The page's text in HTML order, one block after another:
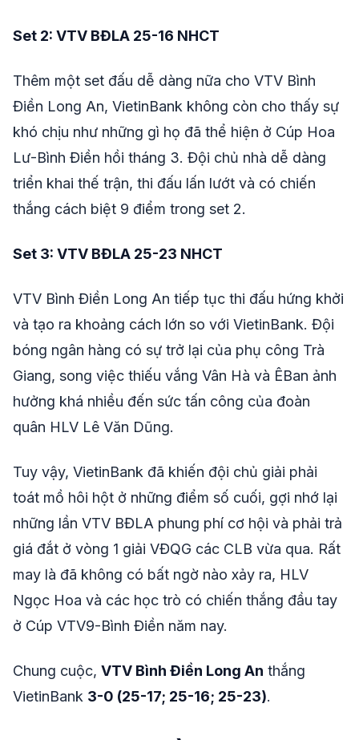
Set 2: VTV BĐLA 25-16 NHCT
Thêm một set đấu dễ dàng nữa cho VTV Bình
Điền Long An, VietinBank không còn cho thấy sự
khó chịu như những gì họ đã thể hiện ở Cúp Hoa
Lư-Bình Điền hồi tháng 3. Đội chủ nhà dễ dàng
triển khai thế trận, thi đấu lấn lướt và có chiến
thắng cách biệt 9 điểm trong set 2.
Set 3: VTV BĐLA 25-23 NHCT
VTV Bình Điền Long An tiếp tục thi đấu hứng khởi
và tạo ra khoảng cách lớn so với VietinBank. Đội
bóng ngân hàng có sự trở lại của phụ công Trà
Giang, song việc thiếu vắng Vân Hà và ÊBan ảnh
hưởng khá nhiều đến sức tấn công của đoàn
quân HLV Lê Văn Dũng.
Tuy vậy, VietinBank đã khiến đội chủ giải phải
toát mồ hôi hột ở những điểm số cuối, gợi nhớ lại
những lần VTV BĐLA phung phí cơ hội và phải trả
giá đắt ở vòng 1 giải VĐQG các CLB vừa qua. Rất
may là đã không có bất ngờ nào xảy ra, HLV
Ngọc Hoa và các học trò có chiến thắng đầu tay
ở Cúp VTV9-Bình Điền năm nay.
Chung cuộc, VTV Bình Điền Long An thắng
VietinBank 3-0 (25-17; 25-16; 25-23).